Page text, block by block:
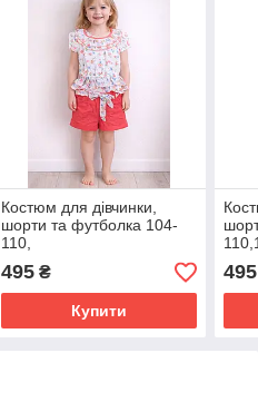
Костюм для дівчинки,
шорти та футболка 104-
110,
495₴
Купити
134
495